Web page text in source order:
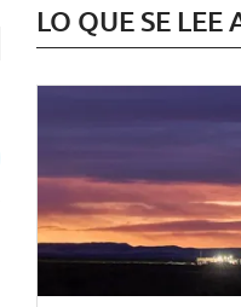
LO QUE SE LEE